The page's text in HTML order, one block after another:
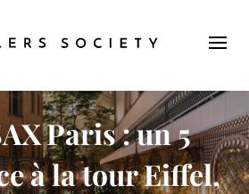
Paris : un 5
à la tour Eiffel,